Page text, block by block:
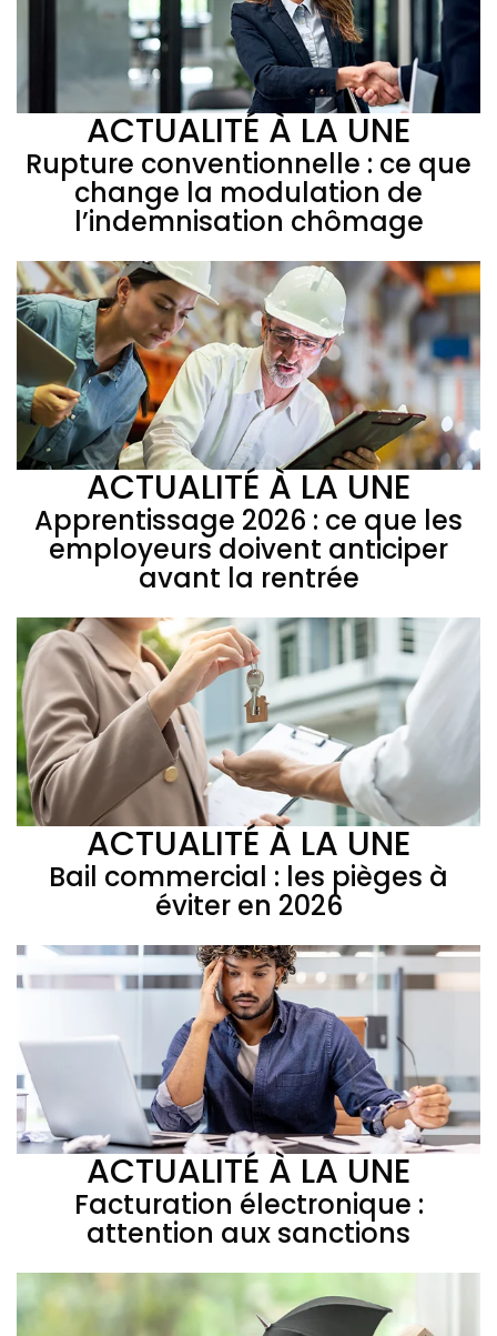
ACTUALITÉ À LA UNE
Rupture conventionnelle : ce que
change la modulation de
l’indemnisation chômage
ACTUALITÉ À LA UNE
Apprentissage 2026 : ce que les
employeurs doivent anticiper
avant la rentrée
ACTUALITÉ À LA UNE
Bail commercial : les pièges à
éviter en 2026
ACTUALITÉ À LA UNE
Facturation électronique :
attention aux sanctions